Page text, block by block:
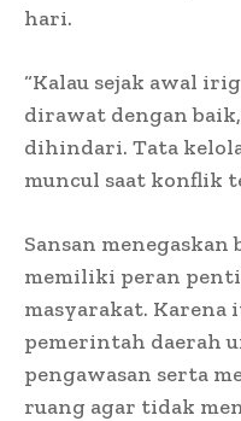
hari.
“Kalau sejak awal
dirawat dengan
dihindari. Tata
muncul saat konflik
Sansan
memiliki peran
masyarakat. Karena
pemerintah daerah
pengawasan serta
ruang agar tidak